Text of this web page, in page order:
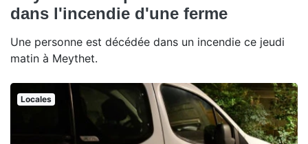
dans l'incendie d'une ferme
Une personne est décédée dans un incendie ce jeudi
matin à Meythet.
Locales